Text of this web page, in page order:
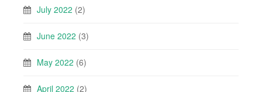
July 2022 (2)
June 2022 (3)
May 2022 (6)
April 2022 (2)